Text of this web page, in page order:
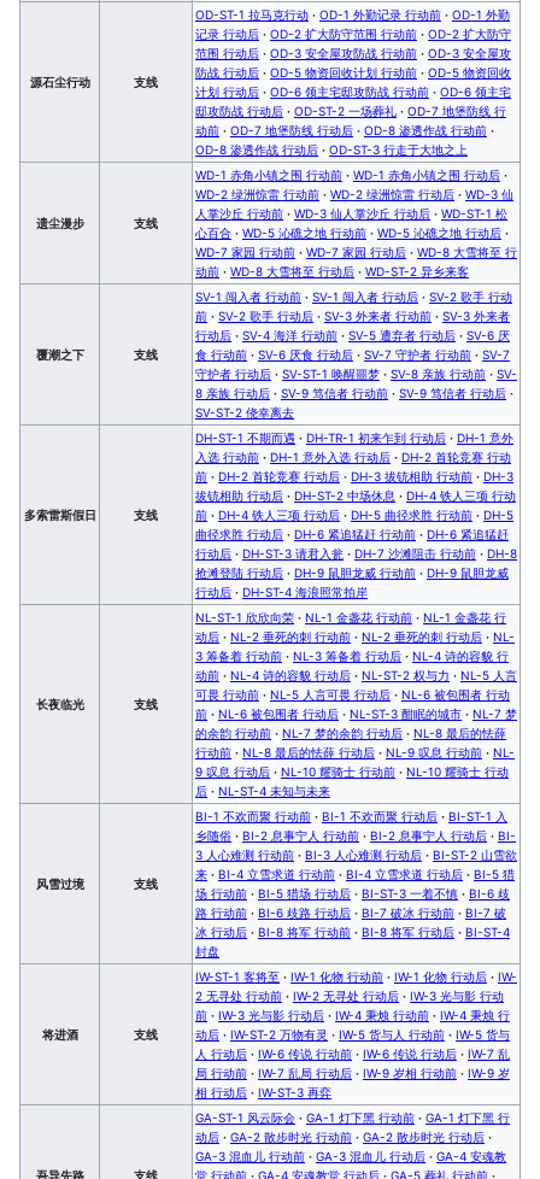
源石尘行动 支线
OD-ST-1 拉马克行动 · OD-1 外勤记录 行动前 · OD-1 外勤
记录 行动后 · OD-2 扩大防守范围 行动前 · OD-2 扩大防守
范围 行动后 · OD-3 安全屋攻防战 行动前 · OD-3 安全屋攻
防战 行动后 · OD-5 物资回收计划 行动前 · OD-5 物资回收
计划 行动后 · OD-6 领主宅邸攻防战 行动前 · OD-6 领主宅
邸攻防战 行动后 · OD-ST-2 一场葬礼 · OD-7 地堡防线 行
动前 · OD-7 地堡防线 行动后 · OD-8 渗透作战 行动前 ·
OD-8 渗透作战 行动后 · OD-ST-3 行走于大地之上
遗尘漫步 支线
WD-1 赤角小镇之围 行动前 · WD-1 赤角小镇之围 行动后 ·
WD-2 绿洲惊雷 行动前 · WD-2 绿洲惊雷 行动后 · WD-3 仙
人掌沙丘 行动前 · WD-3 仙人掌沙丘 行动后 · WD-ST-1 松
心百合 · WD-5 沁礁之地 行动前 · WD-5 沁礁之地 行动后 ·
WD-7 家园 行动前 · WD-7 家园 行动后 · WD-8 大雪将至 行
动前 · WD-8 大雪将至 行动后 · WD-ST-2 异乡来客
覆潮之下 支线
SV-1 闯入者 行动前 · SV-1 闯入者 行动后 · SV-2 歌手 行动
前 · SV-2 歌手 行动后 · SV-3 外来者 行动前 · SV-3 外来者
行动后 · SV-4 海洋 行动前 · SV-5 遭弃者 行动后 · SV-6 厌
食 行动前 · SV-6 厌食 行动后 · SV-7 守护者 行动前 · SV-7
守护者 行动后 · SV-ST-1 唤醒噩梦 · SV-8 亲族 行动前 · SV-
8 亲族 行动后 · SV-9 笃信者 行动前 · SV-9 笃信者 行动后 ·
SV-ST-2 侥幸离去
多索雷斯假日 支线
DH-ST-1 不期而遇 · DH-TR-1 初来乍到 行动后 · DH-1 意外
入选 行动前 · DH-1 意外入选 行动后 · DH-2 首轮竞赛 行动
前 · DH-2 首轮竞赛 行动后 · DH-3 拔铳相助 行动前 · DH-3
拔铳相助 行动后 · DH-ST-2 中场休息 · DH-4 铁人三项 行动
前 · DH-4 铁人三项 行动后 · DH-5 曲径求胜 行动前 · DH-5
曲径求胜 行动后 · DH-6 紧追猛赶 行动前 · DH-6 紧追猛赶
行动后 · DH-ST-3 请君入瓮 · DH-7 沙滩阻击 行动前 · DH-8
抢滩登陆 行动后 · DH-9 鼠胆龙威 行动前 · DH-9 鼠胆龙威
行动后 · DH-ST-4 海浪照常拍岸
长夜临光 支线
NL-ST-1 欣欣向荣 · NL-1 金盏花 行动前 · NL-1 金盏花 行
动后 · NL-2 垂死的刺 行动前 · NL-2 垂死的刺 行动后 · NL-
3 筹备着 行动前 · NL-3 筹备着 行动后 · NL-4 诗的容貌 行
动前 · NL-4 诗的容貌 行动后 · NL-ST-2 权与力 · NL-5 人言
可畏 行动前 · NL-5 人言可畏 行动后 · NL-6 被包围者 行动
前 · NL-6 被包围者 行动后 · NL-ST-3 酣眠的城市 · NL-7 梦
的余韵 行动前 · NL-7 梦的余韵 行动后 · NL-8 最后的怯薛
行动前 · NL-8 最后的怯薛 行动后 · NL-9 叹息 行动前 · NL-
9 叹息 行动后 · NL-10 耀骑士 行动前 · NL-10 耀骑士 行动
后 · NL-ST-4 未知与未来
风雪过境 支线
BI-1 不欢而聚 行动前 · BI-1 不欢而聚 行动后 · BI-ST-1 入
乡随俗 · BI-2 息事宁人 行动前 · BI-2 息事宁人 行动后 · BI-
3 人心难测 行动前 · BI-3 人心难测 行动后 · BI-ST-2 山雪欲
来 · BI-4 立雪求道 行动前 · BI-4 立雪求道 行动后 · BI-5 猎
场 行动前 · BI-5 猎场 行动后 · BI-ST-3 一着不慎 · BI-6 歧
路 行动前 · BI-6 歧路 行动后 · BI-7 破冰 行动前 · BI-7 破
冰 行动后 · BI-8 将军 行动前 · BI-8 将军 行动后 · BI-ST-4
封盘
将进酒 支线
IW-ST-1 客将至 · IW-1 化物 行动前 · IW-1 化物 行动后 · IW-
2 无寻处 行动前 · IW-2 无寻处 行动后 · IW-3 光与影 行动
前 · IW-3 光与影 行动后 · IW-4 秉烛 行动前 · IW-4 秉烛 行
动后 · IW-ST-2 万物有灵 · IW-5 货与人 行动前 · IW-5 货与
人 行动后 · IW-6 传说 行动前 · IW-6 传说 行动后 · IW-7 乱
局 行动前 · IW-7 乱局 行动后 · IW-9 岁相 行动前 · IW-9 岁
相 行动后 · IW-ST-3 再弈
吾导先路 支线
GA-ST-1 风云际会 · GA-1 灯下黑 行动前 · GA-1 灯下黑 行
动后 · GA-2 散步时光 行动前 · GA-2 散步时光 行动后 ·
GA-3 混血儿 行动前 · GA-3 混血儿 行动后 · GA-4 安魂教
堂 行动前 · GA-4 安魂教堂 行动后 · GA-5 葬礼 行动前 ·